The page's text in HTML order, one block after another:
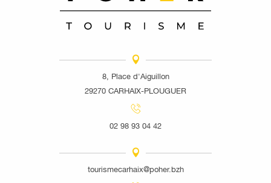
8, Place d'Aiguillon
29270 CARHAIX-PLOUGUER
02 98 93 04 42
tourismecarhaix@poher.bzh